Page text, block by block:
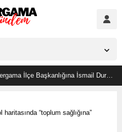
İlçe Başkanlığına İsmail Durmaz görevlendirildi
“toplum sağlığına”